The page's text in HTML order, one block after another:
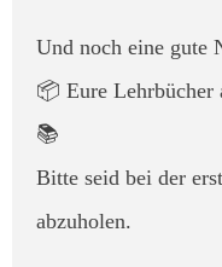
Und noch eine gute
📦 Eure Lehrbücher
📚
Bitte seid bei der
abzuholen.